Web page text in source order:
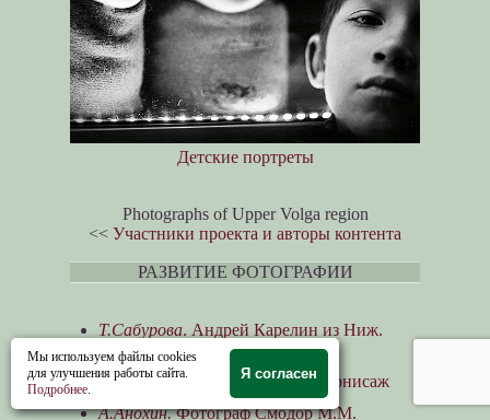
Детские портреты
Photographs of Upper Volga region
<< Участники проекта и авторы контента
РАЗВИТИЕ ФОТОГРАФИИ
Т.Сабурова. Андрей Карелин из Ниж.
Новгорода
А.Анохин. Фотографический вернисаж
А.Анохин.Фотограф Смодор М.М.
Мы используем файлы cookies
для улучшения работы сайта.
Подробнее.
Я согласен